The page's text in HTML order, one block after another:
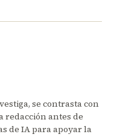
se contrasta con
antes de
de IA para apoyar la